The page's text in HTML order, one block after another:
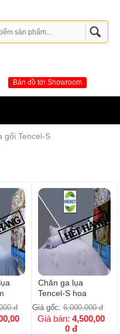
Bản đồ tới Showroom
gối Tencel-S
đ
Chăn ga lụa
Tencel-S hoa
Dương Liễu
Giá gốc:6,000,000 đ
Giá bán:4,500,00
0 đ